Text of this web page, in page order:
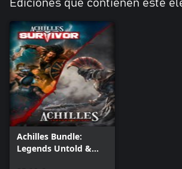
Ediciones que contienen este
Achilles Bundle:
Legends Untold &